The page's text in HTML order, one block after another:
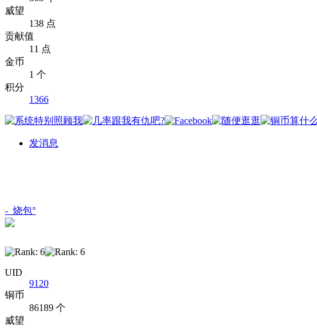
威望
138 点
贡献值
11 点
金币
1 个
积分
1366
发消息
-_烧包°
UID
9120
铜币
86189 个
威望